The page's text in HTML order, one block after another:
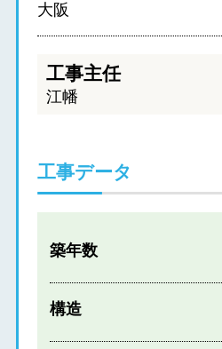
大阪
工事主任
江幡
工事データ
築年数
構造